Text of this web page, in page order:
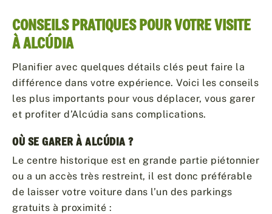
CONSEILS PRATIQUES POUR VOTRE VISITE
À ALCÚDIA
Planifier avec quelques détails clés peut faire la
différence dans votre expérience. Voici les conseils
les plus importants pour vous déplacer, vous garer
et profiter d’Alcúdia sans complications.
OÙ SE GARER À ALCÚDIA ?
Le centre historique est en grande partie piétonnier
ou a un accès très restreint, il est donc préférable
de laisser votre voiture dans l’un des parkings
gratuits à proximité :